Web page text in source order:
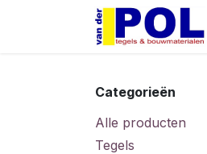
Overslaan naar inhoud
Categorieën
Alle producten
Tegels